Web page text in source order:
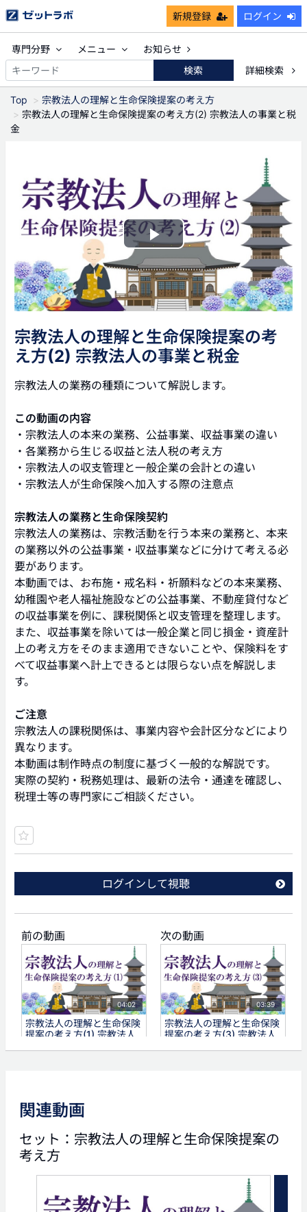
新規登録 ログイン
専門分野 メニュー
お知らせ
検索
詳細検索
Top
宗教法人の理解と生命保険提案の考え方
宗教法人の理解と生命保険提案の考え方(2) 宗教法人の事業と税
金
Play
Video
宗教法人の理解と生命保険提案の考
え方(2) 宗教法人の事業と税金
宗教法人の業務の種類について解説します。
この動画の内容
・宗教法人の本来の業務、公益事業、収益事業の違い
・各業務から生じる収益と法人税の考え方
・宗教法人の収支管理と一般企業の会計との違い
・宗教法人が生命保険へ加入する際の注意点
宗教法人の業務と生命保険契約
宗教法人の業務は、宗教活動を行う本来の業務と、本来
の業務以外の公益事業・収益事業などに分けて考える必
要があります。
本動画では、お布施・戒名料・祈願料などの本来業務、
幼稚園や老人福祉施設などの公益事業、不動産貸付など
の収益事業を例に、課税関係と収支管理を整理します。
また、収益事業を除いては一般企業と同じ損金・資産計
上の考え方をそのまま適用できないことや、保険料をす
べて収益事業へ計上できるとは限らない点を解説しま
す。
ご注意
宗教法人の課税関係は、事業内容や会計区分などにより
異なります。
本動画は制作時点の制度に基づく一般的な解説です。
実際の契約・税務処理は、最新の法令・通達を確認し、
税理士等の専門家にご相談ください。
ログインして視聴
前の動画
04:02
宗教法人の理解と生命保険
提案の考え方(1) 宗教法人
次の動画
03:39
宗教法人の理解と生命保険
提案の考え方(3) 宗教法人
宗教法人 寺院
関連動画
セット：宗教法人の理解と生命保険提案の
考え方